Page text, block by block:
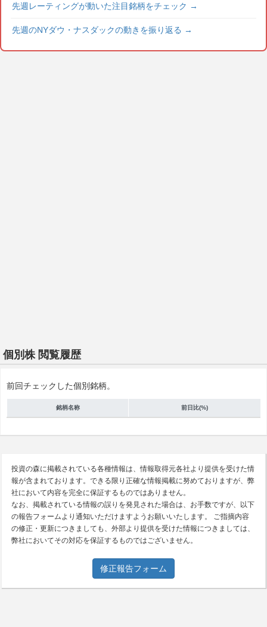
先週レーティングが動いた注目銘柄をチェック →
先週のNYダウ・ナスダックの動きを振り返る →
個別株 閲覧履歴
前回チェックした個別銘柄。
銘柄名称 前日比(%)
投資の森に掲載されている各種情報は、情報取得元各社より提供を受けた情
報が含まれております。できる限り正確な情報掲載に努めておりますが、弊
社において内容を完全に保証するものではありません。
なお、掲載されている情報の誤りを発見された場合は、お手数ですが、以下
の報告フォームより通知いただけますようお願いいたします。 ご指摘内容
の修正・更新につきましても、外部より提供を受けた情報につきましては、
弊社においてその対応を保証するものではございません。
修正報告フォーム